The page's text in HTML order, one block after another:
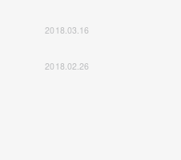
2018.03.16
2018.02.26